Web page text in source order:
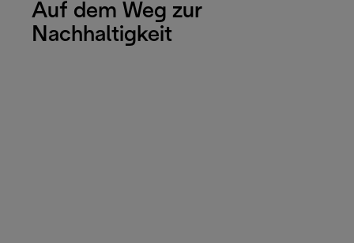
Auf dem Weg zur
Nachhaltigkeit